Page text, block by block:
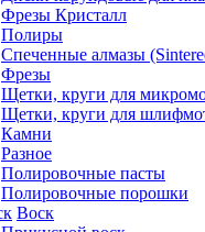
Фрезы Кристалл
Полиры
Спеченные алмазы
Фрезы
Щетки, круги для
Щетки, круги для
Камни
Разное
Полировочные пасты
Полировочные порошки
Воск